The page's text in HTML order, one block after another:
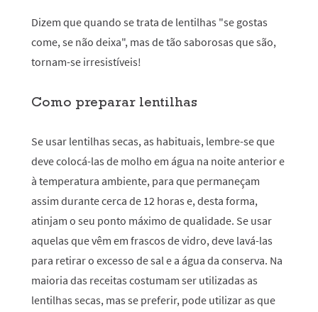
Dizem que quando se trata de lentilhas "se gostas
come, se não deixa", mas de tão saborosas que são,
tornam-se irresistíveis!
Como preparar lentilhas
Se usar lentilhas secas, as habituais, lembre-se que
deve colocá-las de molho em água na noite anterior e
à temperatura ambiente, para que permaneçam
assim durante cerca de 12 horas e, desta forma,
atinjam o seu ponto máximo de qualidade. Se usar
aquelas que vêm em frascos de vidro, deve lavá-las
para retirar o excesso de sal e a água da conserva. Na
maioria das receitas costumam ser utilizadas as
lentilhas secas, mas se preferir, pode utilizar as que